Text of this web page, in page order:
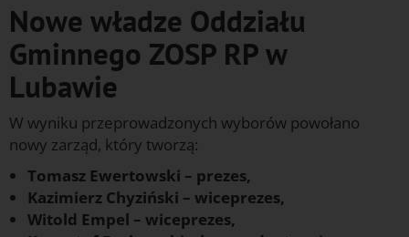
Nowe władze Oddziału
Gminnego ZOSP RP w
Lubawie
W wyniku przeprowadzonych wyborów powołano
nowy zarząd, który tworzą:
Tomasz Ewertowski – prezes,
Kazimierz Chyziński – wiceprezes,
Witold Empel – wiceprezes,